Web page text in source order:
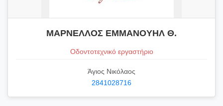
ΜΑΡΝΕΛΛΟΣ ΕΜΜΑΝΟΥΗΛ Θ.
Οδοντοτεχνικό εργαστήριο
Άγιος Νικόλαος
2841028716